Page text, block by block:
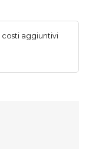
essere
costi aggiuntivi